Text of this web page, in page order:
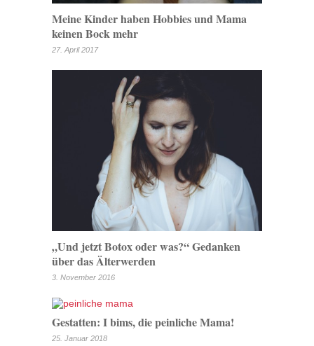
Meine Kinder haben Hobbies und Mama
keinen Bock mehr
27. April 2017
„Und jetzt Botox oder was?“ Gedanken
über das Älterwerden
3. November 2016
Gestatten: I bims, die peinliche Mama!
25. Januar 2018